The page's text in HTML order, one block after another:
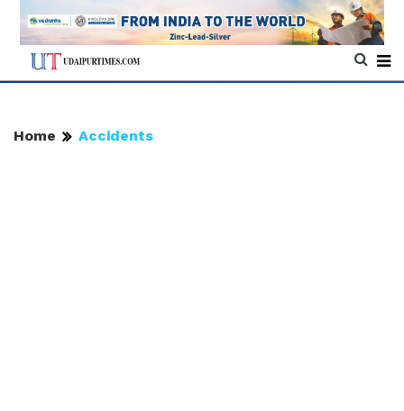
Home Accidents